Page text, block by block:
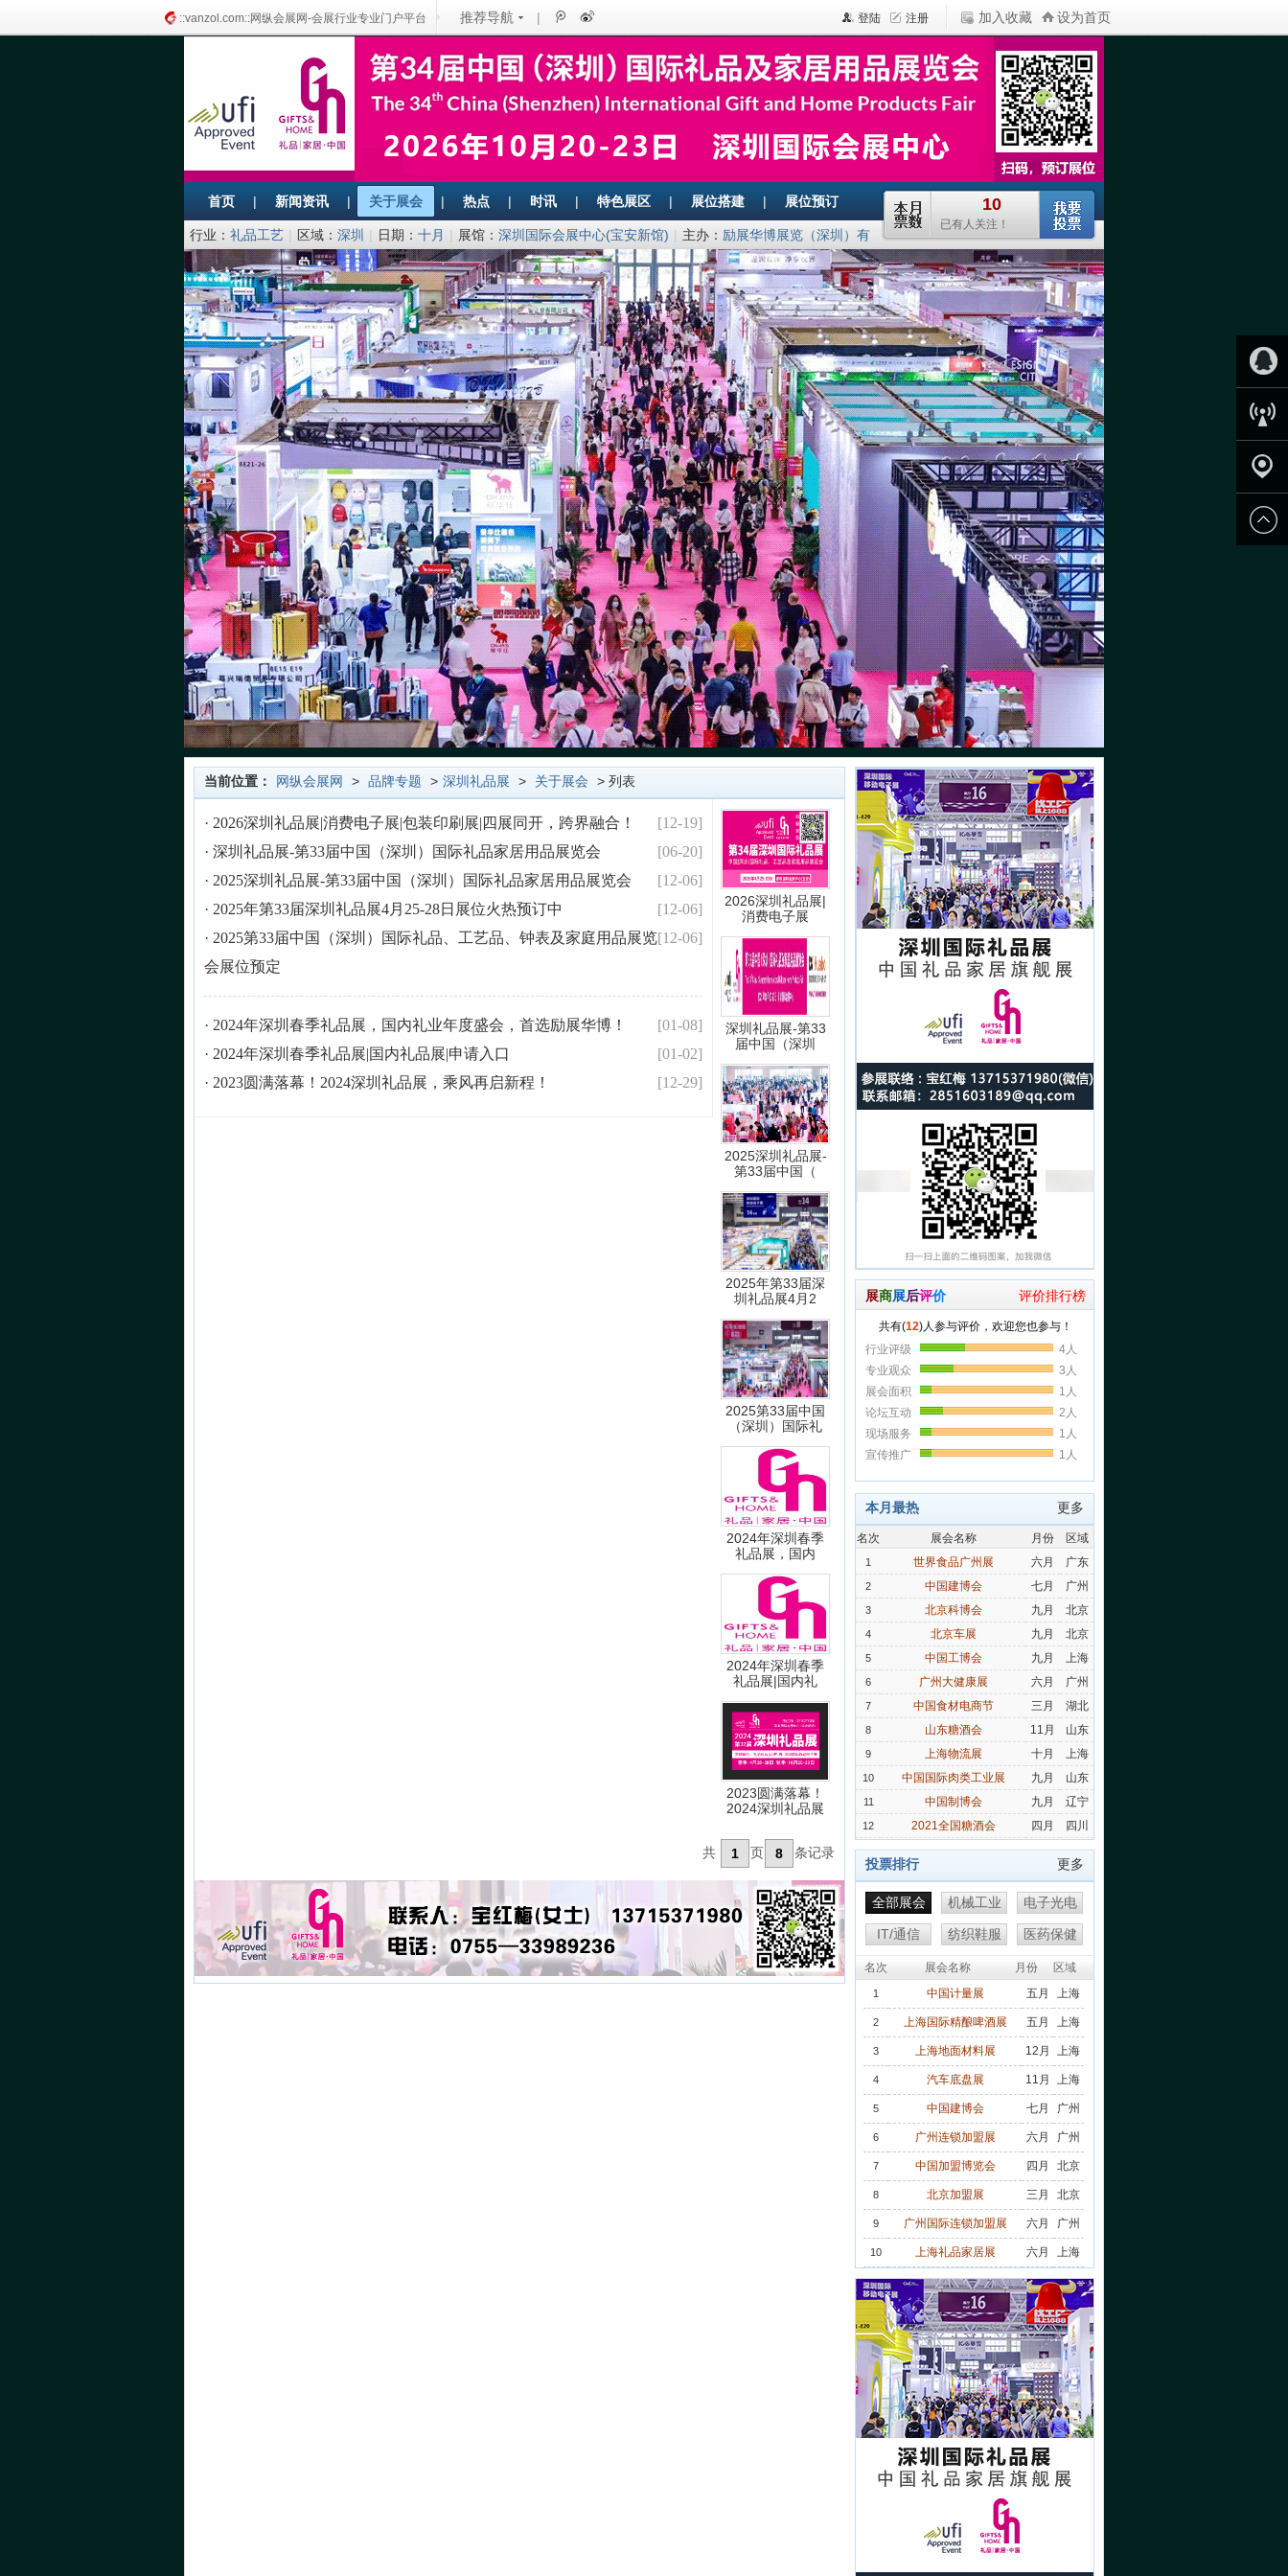
::vanzol.com::网纵会展网-会展行业专业门户平台 推荐导航 | 加入收藏 设为首页
首页 | 新闻资讯 | 关于展会 | 热点 | 时讯 | 特色展区 | 展位搭建 | 展位预订
行业： 礼品工艺 | 区域： 深圳 | 日期： 十月 | 展馆： 深圳国际会展中心(宝安新馆) | 主办： 励展华博展览（深圳）有
限公司
当前位置： 网纵会展网 > 品牌专题 > 深圳礼品展 > 关于展会 > 列表
[12-19]
· 2026深圳礼品展|消费电子展|包装印刷展|四展同开，跨界融合！
[06-20]
· 深圳礼品展-第33届中国（深圳）国际礼品家居用品展览会
[12-06]
· 2025深圳礼品展-第33届中国（深圳）国际礼品家居用品展览会
[12-06]
· 2025年第33届深圳礼品展4月25-28日展位火热预订中
[12-06]
· 2025第33届中国（深圳）国际礼品、工艺品、钟表及家庭用品展览
会展位预定
[01-08]
· 2024年深圳春季礼品展，国内礼业年度盛会，首选励展华博！
[01-02]
· 2024年深圳春季礼品展|国内礼品展|申请入口
[12-29]
· 2023圆满落幕！2024深圳礼品展，乘风再启新程！
2026深圳礼品展|
消费电子展
深圳礼品展-第33
届中国（深圳
2025深圳礼品展-
第33届中国（
2025年第33届深
圳礼品展4月2
2025第33届中国
（深圳）国际礼
2024年深圳春季
礼品展，国内
2024年深圳春季
礼品展|国内礼
2023圆满落幕！
2024深圳礼品展
共 1 页 8 条记录
展商展后评价 评价排行榜
本月最热 更多
名次 展会名称 月份 区域
1 世界食品广州展 六月 广东
2 中国建博会 七月 广州
3 北京科博会 九月 北京
4 北京车展 九月 北京
5 中国工博会 九月 上海
6 广州大健康展 六月 广州
7 中国食材电商节 三月 湖北
8 山东糖酒会 11月 山东
9 上海物流展 十月 上海
10 中国国际肉类工业展 九月 山东
11 中国制博会 九月 辽宁
12 2021全国糖酒会 四月 四川
投票排行 更多
全部展会 机械工业 电子光电
IT/通信 纺织鞋服 医药保健
名次 展会名称 月份 区域
1 中国计量展 五月 上海
2 上海国际精酿啤酒展 五月 上海
3 上海地面材料展 12月 上海
4 汽车底盘展 11月 上海
5 中国建博会 七月 广州
6 广州连锁加盟展 六月 广州
7 中国加盟博览会 四月 北京
8 北京加盟展 三月 北京
9 广州国际连锁加盟展 六月 广州
10 上海礼品家居展 六月 上海
QQ客服
申请参
观众登